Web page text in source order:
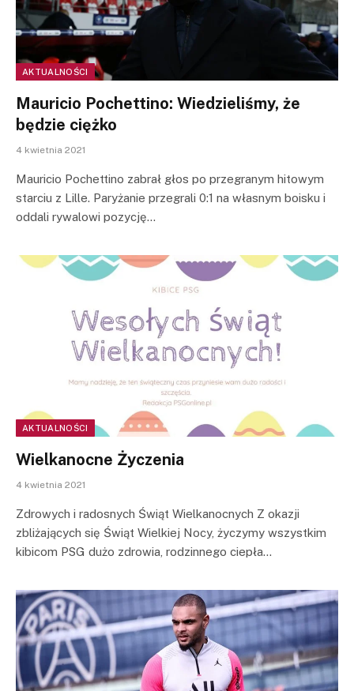
AKTUALNOŚCI
Mauricio Pochettino: Wiedzieliśmy, że
będzie ciężko
4 kwietnia 2021
Mauricio Pochettino zabrał głos po przegranym hitowym
starciu z Lille. Paryżanie przegrali 0:1 na własnym boisku i
oddali rywalowi pozycję…
AKTUALNOŚCI
Wielkanocne Życzenia
4 kwietnia 2021
Zdrowych i radosnych Świąt Wielkanocnych Z okazji
zbliżających się Świąt Wielkiej Nocy, życzymy wszystkim
kibicom PSG dużo zdrowia, rodzinnego ciepła…